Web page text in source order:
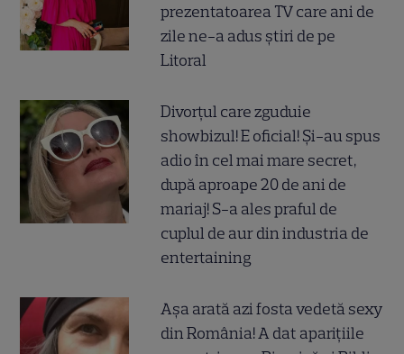
prezentatoarea TV care ani de
zile ne-a adus știri de pe
Litoral
Divorțul care zguduie
showbizul! E oficial! Și-au spus
adio în cel mai mare secret,
după aproape 20 de ani de
mariaj! S-a ales praful de
cuplul de aur din industria de
entertaining
Așa arată azi fosta vedetă sexy
din România! A dat aparițiile